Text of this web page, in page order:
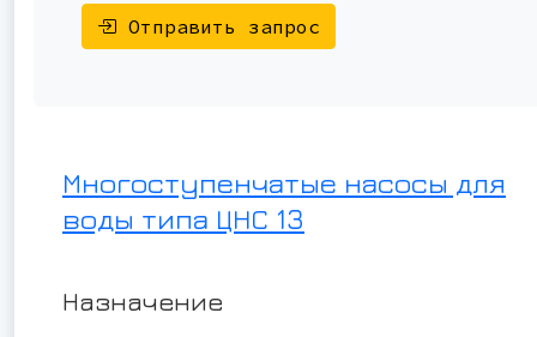
Отправить запрос
Многоступенчатые насосы для
воды типа ЦНС 13
Назначение